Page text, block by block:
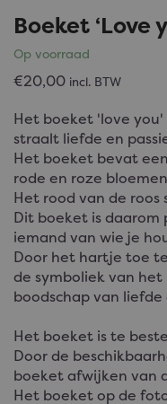
Boeket ‘Love
Op voorraad
€20,00 incl. BTW
Het boeket 'love
straalt liefde en
Het boeket bevat
rode en roze
Het rood van de roos
Dit boeket is
iemand van wie je
Door het hartje toe
de symboliek van
boodschap van
Het boeket is te
Door de
boeket afwijken van
Het boeket op de